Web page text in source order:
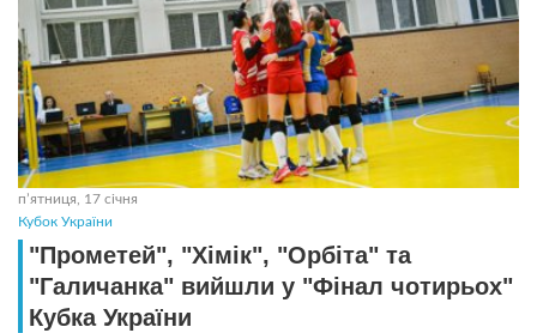
пʼятниця, 17 січня
Кубок України
"Прометей", "Хімік", "Орбіта" та
"Галичанка" вийшли у "Фінал чотирьох"
Кубка України